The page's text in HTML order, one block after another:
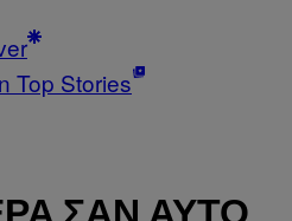
Top Stories